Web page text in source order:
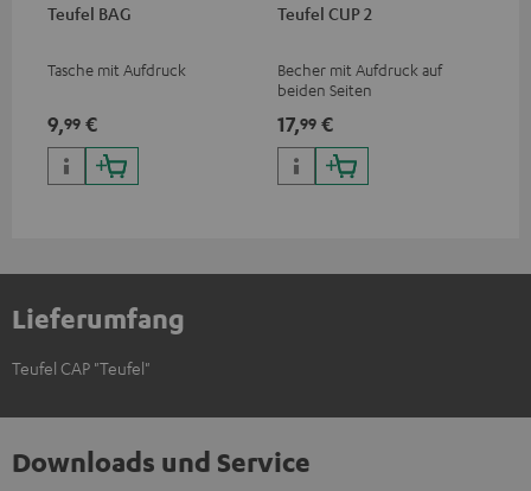
Teufel BAG
Tasche mit Aufdruck
9,99 €
Teufel CUP 2
Becher mit Aufdruck auf
beiden Seiten
17,99 €
Lieferumfang
Teufel CAP "Teufel"
Downloads und Service